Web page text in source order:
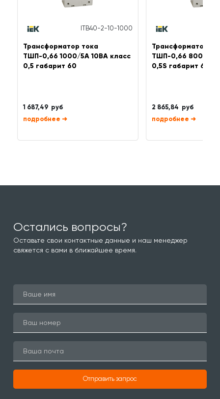
ITB40-2-10-1000
Трансформатор тока
ТШП-0,66 1000/5А 10ВА класс
0,5 габарит 60
1 687,49 руб
➜
Трансформатор
ТШП-0,66 800/5А
0,5S габарит 60
2 865,84 руб
➜
Остались вопросы?
Оставьте свои контактные данные и наш менеджер
свяжется с вами в ближайшее время.
Отправить запрос